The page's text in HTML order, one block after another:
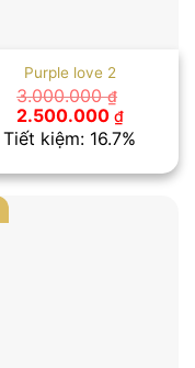
Purple love 2
3.000.000₫
Giá
gốc
là:
2.500.000 ₫Giá
hiện
tại
Tiết kiệm: 16.7%